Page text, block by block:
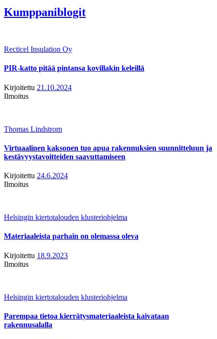
Kumppaniblogit
Recticel Insulation Oy
PIR-katto pitää pintansa kovillakin keleillä
Kirjoitettu 21.10.2024
Ilmoitus
Thomas Lindstrom
Virtuaalinen kaksonen tuo apua rakennuksien suunnitteluun ja
kestävyystavoitteiden saavuttamiseen
Kirjoitettu 24.6.2024
Ilmoitus
Helsingin kiertotalouden klusteriohjelma
Materiaaleista parhain on olemassa oleva
Kirjoitettu 18.9.2023
Ilmoitus
Helsingin kiertotalouden klusteriohjelma
Parempaa tietoa kierrätysmateriaaleista kaivataan
rakennusalalla